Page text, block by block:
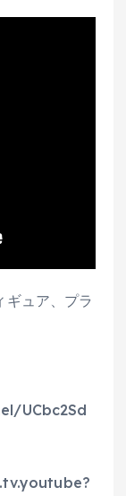
ギュア、プラ
UCbc2Sd